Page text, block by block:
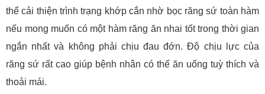
thể cải thiện trình trạng khớp cắn nhờ bọc răng sứ toàn hàm
nếu mong muốn có một hàm răng ăn nhai tốt trong thời gian
ngắn nhất và không phải chịu đau đớn. Độ chịu lực của
răng sứ rất cao giúp bệnh nhân có thể ăn uống tuỳ thích và
thoải mái.